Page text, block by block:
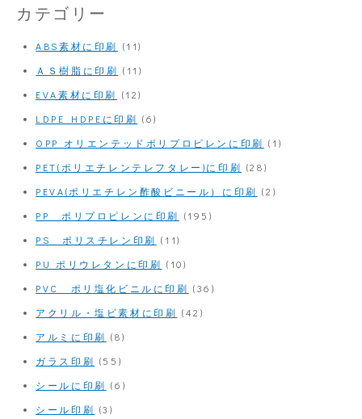
カテゴリー
ABS素材に印刷 (11)
ＡＳ樹脂に印刷 (11)
EVA素材に印刷 (12)
LDPE HDPEに印刷 (6)
OPP オリエンテッドポリプロピレンに印刷 (1)
PET(ポリエチレンテレフタレー)に印刷 (28)
PEVA(ポリエチレン酢酸ビニール）に印刷 (2)
PP ポリプロピレンに印刷 (195)
PS ポリスチレン印刷 (11)
PU ポリウレタンに印刷 (10)
PVC ポリ塩化ビニルに印刷 (36)
アクリル・塩ビ素材に印刷 (42)
アルミに印刷 (8)
ガラス印刷 (55)
シールに印刷 (6)
シール印刷 (3)